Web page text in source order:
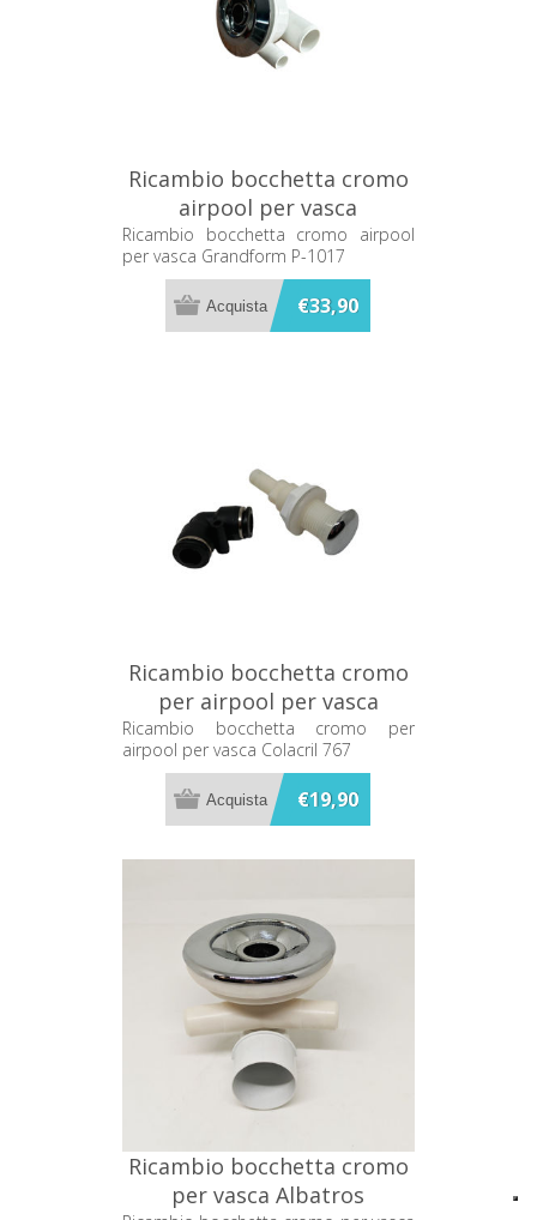
Ricambio bocchetta cromo
airpool per vasca
Grandform P-1017
Ricambio bocchetta cromo airpool
per vasca Grandform P-1017
€33,90
Ricambio bocchetta cromo
per airpool per vasca
Colacril 767
Ricambio bocchetta cromo per
airpool per vasca Colacril 767
€19,90
Ricambio bocchetta cromo
per vasca Albatros